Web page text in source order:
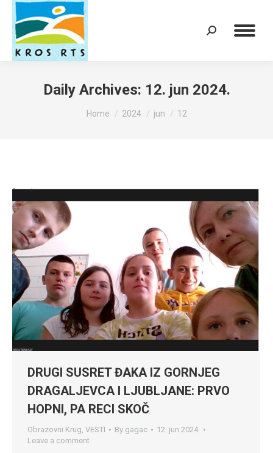
Search:
Daily Archives: 12. jun 2024.
You are here:
Home 2024 jun 12
DRUGI SUSRET ĐAKA IZ GORNJEG
DRAGALJEVCA I LJUBLJANE: PRVO
HOPNI, PA RECI SKOČ
Obrazovni Krug VESTI By gagac
12. jun 2024.
Leave a comment